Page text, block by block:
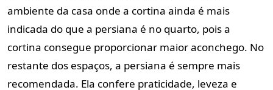
ambiente da casa onde a cortina ainda é mais
indicada do que a persiana é no quarto, pois a
cortina consegue proporcionar maior aconchego. No
restante dos espaços, a persiana é sempre mais
recomendada. Ela confere praticidade, leveza e